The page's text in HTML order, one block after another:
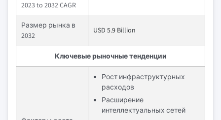
2023 to 2032 CAGR
Размер рынка в
2032
USD 5.9 Billion
Ключевые рыночные тенденции
Рост инфраструктурных
расходов
Расширение
интеллектуальных сетей